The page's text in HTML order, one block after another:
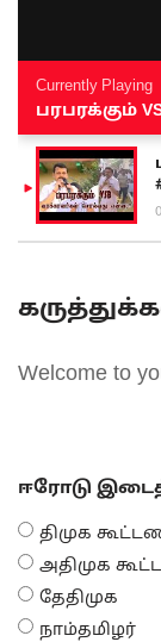
Currently Playing
பரபரக்கும்
Welcome to
ஈரோடு
திமுக
அதிமுக
தேதிமுக
நாம்தமிழர்